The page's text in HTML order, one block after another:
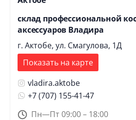
склад профессиональной
аксессуаров Владира
г. Актобе, ул. Смагулова, 1Д
Показать на карте
vladira.aktobe
+7 (707) 155-41-47
Пн—Пт 09:00 – 18:00